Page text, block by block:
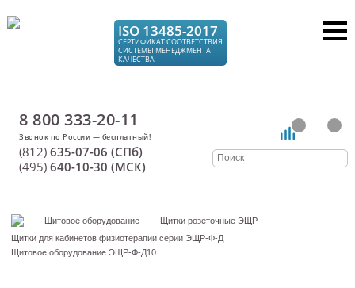
ISO 13485-2017
СЕРТИФИКАТ СООТВЕТСТВИЯ
СИСТЕМЫ МЕНЕДЖМЕНТА
КАЧЕСТВА
8 800 333-20-11
(812) 635-07-06 (СПб)
(495) 640-10-30 (МСК)
Щитовое оборудование
Щитки розеточные ЭЩР
Щитки для кабинетов физиотерапии серии ЭЩР-Ф-Д
Щитовое оборудование ЭЩР-Ф-Д10